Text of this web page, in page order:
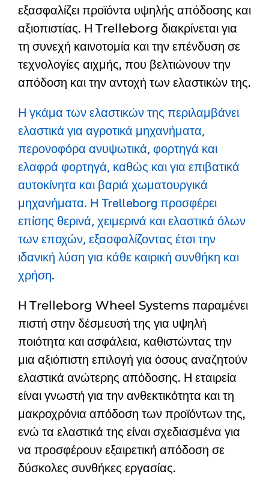
εξασφαλίζει προϊόντα υψηλής απόδοσης και
αξιοπιστίας. Η Trelleborg διακρίνεται για
τη συνεχή καινοτομία και την επένδυση σε
τεχνολογίες αιχμής, που βελτιώνουν την
απόδοση και την αντοχή των ελαστικών της.
Η γκάμα των ελαστικών της περιλαμβάνει
ελαστικά για αγροτικά μηχανήματα,
περονοφόρα ανυψωτικά, φορτηγά και
ελαφρά φορτηγά, καθώς και για επιβατικά
αυτοκίνητα και βαριά χωματουργικά
μηχανήματα. Η Trelleborg προσφέρει
επίσης θερινά, χειμερινά και ελαστικά όλων
των εποχών, εξασφαλίζοντας έτσι την
ιδανική λύση για κάθε καιρική συνθήκη και
χρήση.
Η Trelleborg Wheel Systems παραμένει
πιστή στην δέσμευσή της για υψηλή
ποιότητα και ασφάλεια, καθιστώντας την
μια αξιόπιστη επιλογή για όσους αναζητούν
ελαστικά ανώτερης απόδοσης. Η εταιρεία
είναι γνωστή για την ανθεκτικότητα και τη
μακροχρόνια απόδοση των προϊόντων της,
ενώ τα ελαστικά της είναι σχεδιασμένα για
να προσφέρουν εξαιρετική απόδοση σε
δύσκολες συνθήκες εργασίας.